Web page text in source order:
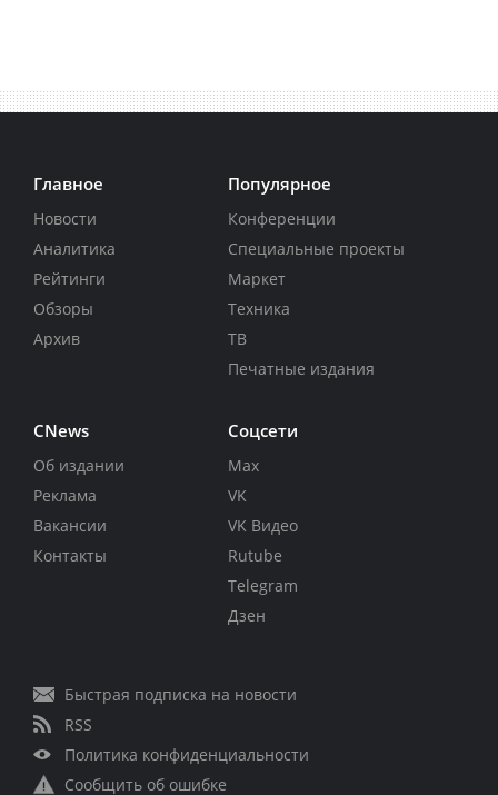
Главное
Новости
Аналитика
Рейтинги
Обзоры
Архив
Популярное
Конференции
Специальные проекты
Маркет
Техника
ТВ
Печатные издания
CNews
Об издании
Реклама
Вакансии
Контакты
Соцсети
Max
VK
VK Видео
Rutube
Telegram
Дзен
Быстрая подписка на новости
RSS
Политика конфиденциальности
Сообщить об ошибке